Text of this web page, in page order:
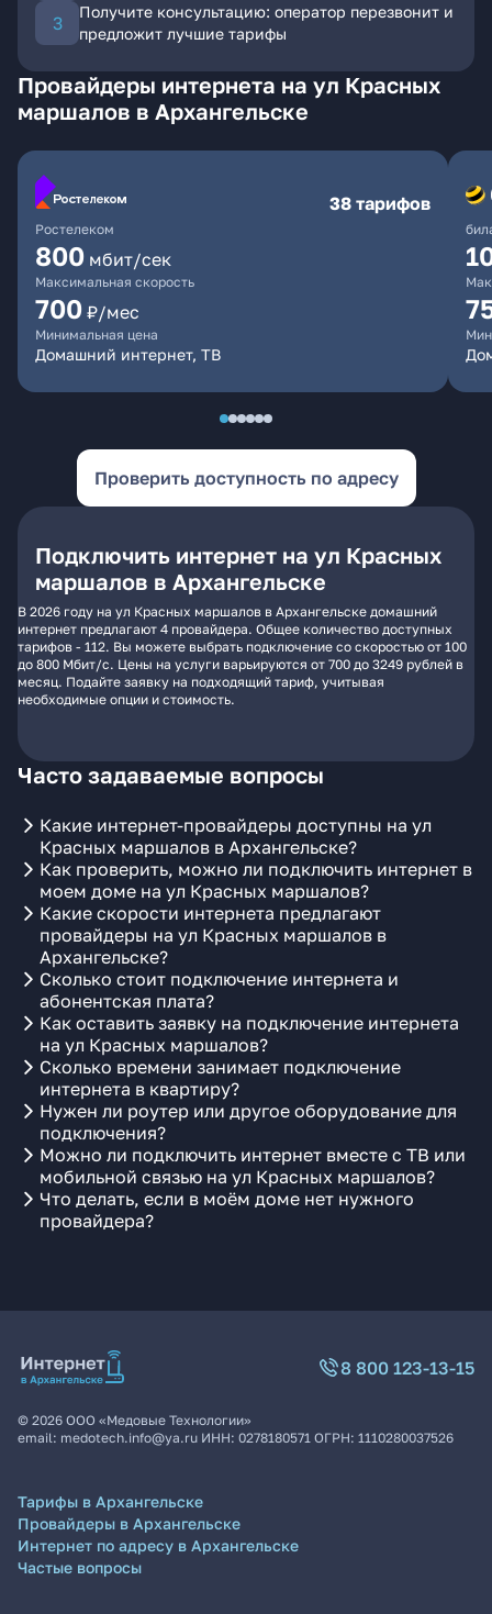
Получите консультацию: оператор перезвонит и
предложит лучшие тарифы
Провайдеры интернета на ул Красных
маршалов в Архангельске
Ростелеком
38 тарифов
800 мбит/сек
Максимальная скорость
700 ₽/мес
Минимальная цена
Домашний интернет, ТВ
Проверить доступность по адресу
Подключить интернет на ул Красных
маршалов в Архангельске
В 2026 году на ул Красных маршалов в Архангельске домашний
интернет предлагают 4 провайдера. Общее количество доступных
тарифов - 112. Вы можете выбрать подключение со скоростью от 100
до 800 Мбит/с. Цены на услуги варьируются от 700 до 3249 рублей в
месяц. Подайте заявку на подходящий тариф, учитывая
необходимые опции и стоимость.
Часто задаваемые вопросы
Какие интернет-провайдеры доступны на ул
Красных маршалов в Архангельске?
Как проверить, можно ли подключить интернет в
моем доме на ул Красных маршалов?
Какие скорости интернета предлагают
провайдеры на ул Красных маршалов в
Архангельске?
Сколько стоит подключение интернета и
абонентская плата?
Как оставить заявку на подключение интернета
на ул Красных маршалов?
Сколько времени занимает подключение
интернета в квартиру?
Нужен ли роутер или другое оборудование для
подключения?
Можно ли подключить интернет вместе с ТВ или
мобильной связью на ул Красных маршалов?
Что делать, если в моём доме нет нужного
провайдера?
8 800 123-13-15
© 2026 ООО «Медовые Технологии»
email: medotech.info@ya.ru ИНН: 0278180571 ОГРН: 1110280037526
Тарифы в Архангельске
Провайдеры в Архангельске
Интернет по адресу в Архангельске
Частые вопросы